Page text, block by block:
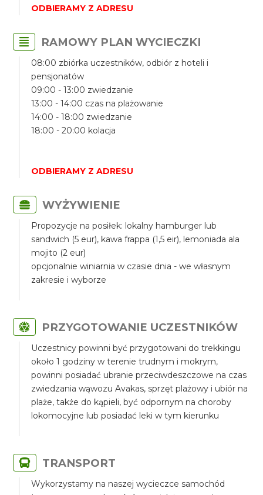
ODBIERAMY Z ADRESU
RAMOWY PLAN WYCIECZKI
08:00 zbiórka uczestników, odbiór z hoteli i
pensjonatów
09:00 - 13:00 zwiedzanie
13:00 - 14:00 czas na plażowanie
14:00 - 18:00 zwiedzanie
18:00 - 20:00 kolacja
ODBIERAMY Z ADRESU
WYŻYWIENIE
Propozycje na posiłek: lokalny hamburger lub
sandwich (5 eur), kawa frappa (1,5 eir), lemoniada ala
mojito (2 eur)
opcjonalnie winiarnia w czasie dnia - we własnym
zakresie i wyborze
PRZYGOTOWANIE UCZESTNIKÓW
Uczestnicy powinni być przygotowani do trekkingu
około 1 godziny w terenie trudnym i mokrym,
powinni posiadać ubranie przeciwdeszczowe na czas
zwiedzania wąwozu Avakas, sprzęt plażowy i ubiór na
plaże, także do kąpieli, być odpornym na choroby
lokomocyjne lub posiadać leki w tym kierunku
TRANSPORT
Wykorzystamy na naszej wycieczce samochód